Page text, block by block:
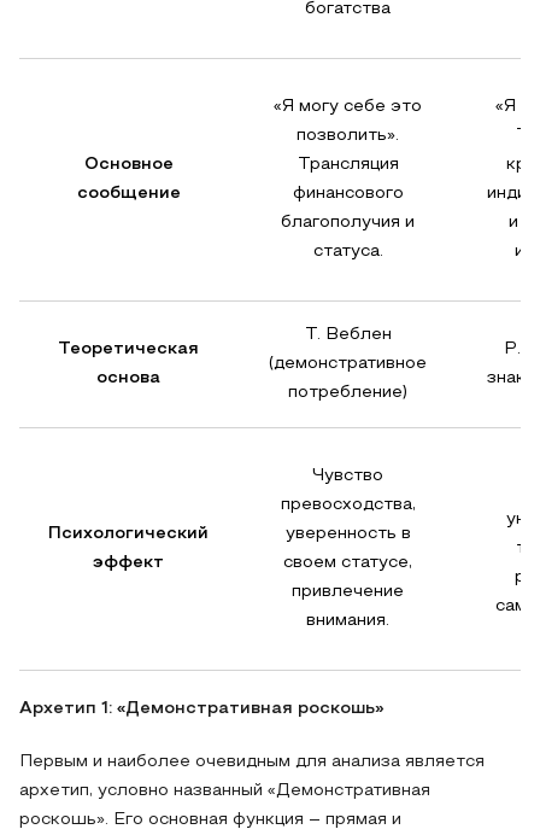
богатства
Основное
сообщение
«Я могу себе это
позволить».
Трансляция
финансового
благополучия и
статуса.
«Я –
и
Теоретическая
основа
Т. Веблен
(демонстративное
потребление)
Р.
Психологический
эффект
Чувство
превосходства,
уверенность в
своем статусе,
привлечение
внимания.
Архетип 1: «Демонстративная роскошь»
Первым и наиболее очевидным для анализа является
архетип, условно названный «Демонстративная
роскошь». Его основная функция – прямая и